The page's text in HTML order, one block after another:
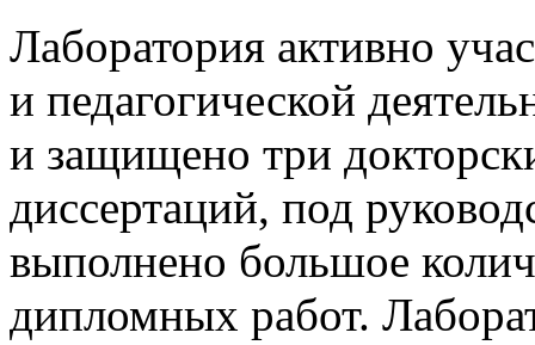
Лаборатория активно
и педагогической
и защищено три
диссертаций, под
выполнено большое
дипломных работ.